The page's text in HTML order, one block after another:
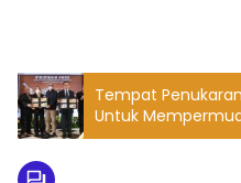
Tempat
Untuk